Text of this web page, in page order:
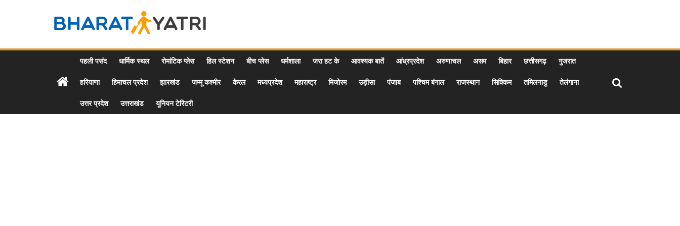
Bharat
Yatri
Tourist
पहली पसंद धार्मिक स्थल रोमांटिक प्लेस हिल स्टेशन बीच प्लेस धर्मशाला जरा हट के आवश्यक बातें आंध्रप्रदेश अरुणाचल असम बिहार छत्तीसगढ़ गुजरात
हरियाणा हिमाचल प्रदेश झारखंड जम्मू कश्मीर केरल मध्यप्रदेश महाराष्ट्र मिजोरम उड़ीसा पंजाब पश्चिम बंगाल राजस्थान सिक्किम तमिलनाडु तेलंगाना
उत्तर प्रदेश उत्तराखंड यूनियन टेरिटरी